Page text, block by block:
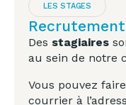
LES STAGES
Des stagiaires
au sein de notre
Vous pouvez
courrier à